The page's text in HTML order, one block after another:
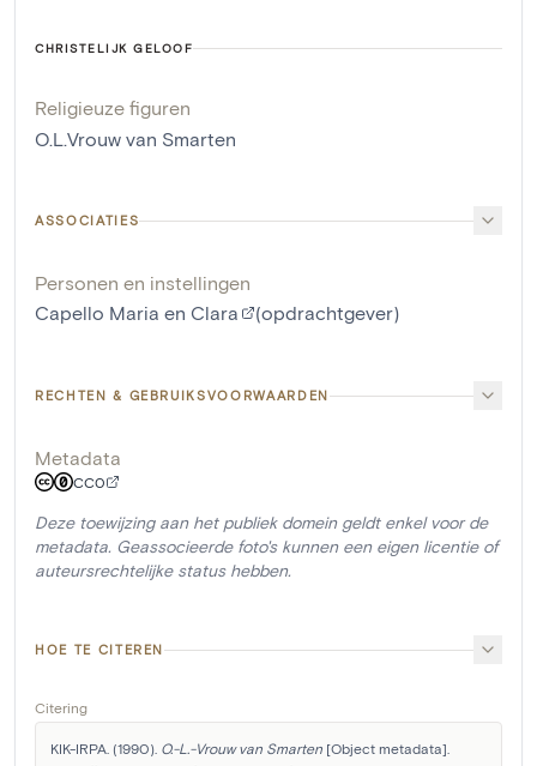
CHRISTELIJK GELOOF
Religieuze figuren
O.L.Vrouw van Smarten
ASSOCIATIES
Personen en instellingen
Capello Maria en Clara
(opdrachtgever)
RECHTEN & GEBRUIKSVOORWAARDEN
Metadata
CC0
Deze toewijzing aan het publiek domein geldt enkel voor de
metadata. Geassocieerde foto's kunnen een eigen licentie of
auteursrechtelijke status hebben.
HOE TE CITEREN
Citering
KIK-IRPA. (1990). O.-L.-Vrouw van Smarten [Object metadata].